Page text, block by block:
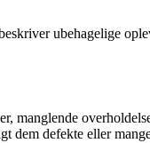
ubehagelige
manglende
dem defekte eller